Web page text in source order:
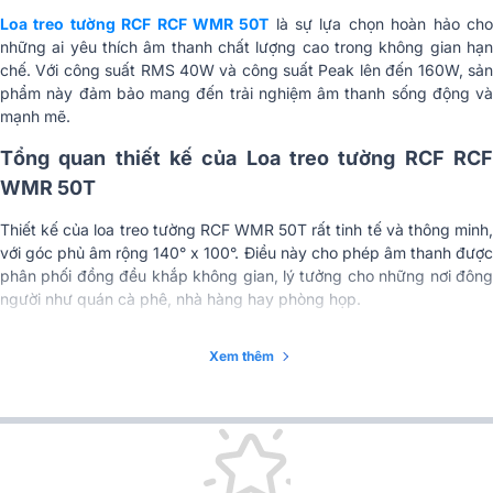
Vật liệu tủ/vỏ ABS
Bảo vệ IP55
Lưới tản nhiệt
Kích thước tịnh (Rộng
Trọng lượng tịnh 4.2kg
Kích thước vận
chuyển
Loa treo tường RCF RCF WMR 50T là sự lựa chọn hoàn hảo cho
những ai yêu thích âm thanh chất lượng cao trong không gian hạn
chế. Với công suất RMS 40W và công suất Peak lên đến 160W, sản
phẩm này đảm bảo mang đến trải nghiệm âm thanh sống động và
mạnh mẽ.
Tổng quan thiết kế của Loa treo tường RCF RCF
WMR 50T
Thiết kế của loa treo tường RCF WMR 50T rất tinh tế và thông minh,
với góc phủ âm rộng 140° x 100°. Điều này cho phép âm thanh được
phân phối đồng đều khắp không gian, lý tưởng cho những nơi đông
người như quán cà phê, nhà hàng hay phòng họp.
Xem thêm